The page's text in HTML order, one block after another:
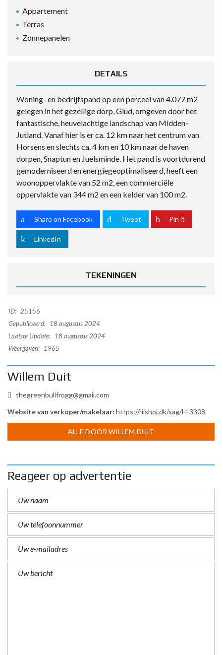
Appartement
Terras
Zonnepanelen
DETAILS
Woning- en bedrijfspand op een perceel van 4.077 m2
gelegen in het gezellige dorp, Glud, omgeven door het
fantastische, heuvelachtige landschap van Midden-
Jutland. Vanaf hier is er ca. 12 km naar het centrum van
Horsens en slechts ca. 4 km en 10 km naar de haven
dorpen, Snaptun en Juelsminde. Het pand is voortdurend
gemoderniseerd en energiegeoptimaliseerd, heeft een
woonoppervlakte van 52 m2, een commerciële
oppervlakte van 344 m2 en een kelder van 100 m2.
Share on Facebook Tweet Pin it
LinkedIn
TEKENINGEN
ID: 25156
Gepubliceerd:
18 augustus 2024
Laatste Update:
18 augustus 2024
Weergaven:
1965
Willem Duit
thegreenbullfrogg@gmail.com
Website van verkoper/makelaar: https://riishoj.dk/sag/H-3308
ALLE DOOR WILLEM DUIT
Reageer op advertentie